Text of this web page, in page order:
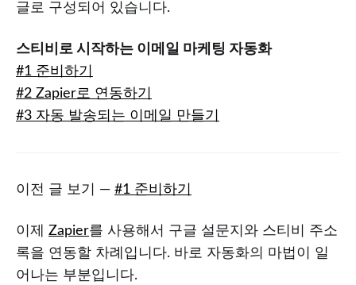
글로 구성되어 있습니다.
스티비로 시작하는 이메일 마케팅 자동화
#1 준비하기
#2 Zapier로 연동하기
#3 자동 발송되는 이메일 만들기
이전 글 보기 — #1 준비하기
이제 Zapier를 사용해서 구글 설문지와 스티비 주소
록을 연동할 차례입니다. 바로 자동화의 마법이 일
어나는 부분입니다.